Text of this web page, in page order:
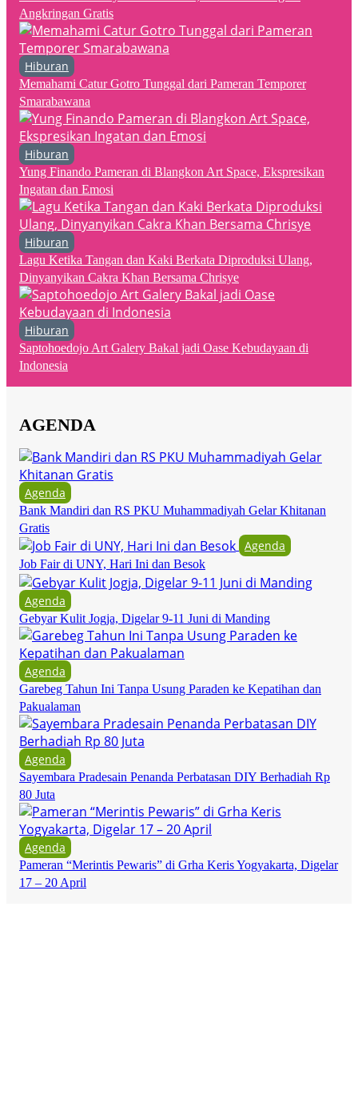
Angkringan Gratis
Hiburan
Memahami Catur Gotro Tunggal dari Pameran Temporer
Smarabawana
Hiburan
Yung Finando Pameran di Blangkon Art Space, Ekspresikan
Ingatan dan Emosi
Hiburan
Lagu Ketika Tangan dan Kaki Berkata Diproduksi Ulang,
Dinyanyikan Cakra Khan Bersama Chrisye
Hiburan
Saptohoedojo Art Galery Bakal jadi Oase Kebudayaan di
Indonesia
AGENDA
Agenda
Bank Mandiri dan RS PKU Muhammadiyah Gelar Khitanan
Gratis
Agenda
Job Fair di UNY, Hari Ini dan Besok
Agenda
Gebyar Kulit Jogja, Digelar 9-11 Juni di Manding
Agenda
Garebeg Tahun Ini Tanpa Usung Paraden ke Kepatihan dan
Pakualaman
Agenda
Sayembara Pradesain Penanda Perbatasan DIY Berhadiah Rp
80 Juta
Agenda
Pameran “Merintis Pewaris” di Grha Keris Yogyakarta, Digelar
17 – 20 April